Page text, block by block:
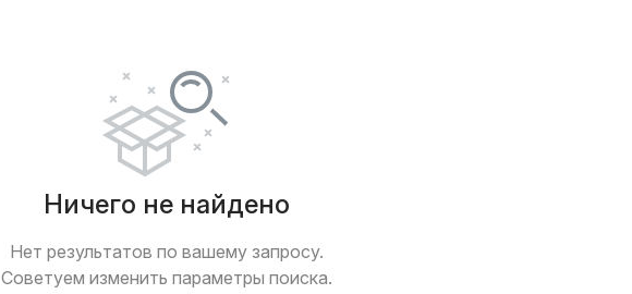
Ничего не найдено
Нет результатов по вашему запросу.
Советуем изменить параметры поиска.